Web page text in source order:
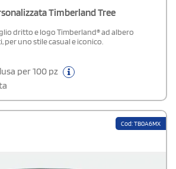
Timberland Tree
dritto e logo Timberland® ad albero
uno stile casual e iconico.
per 100 pz
Cod: TB0A6MX